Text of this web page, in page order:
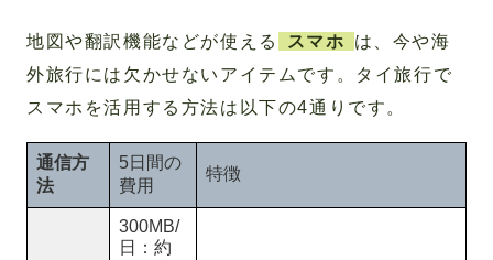
地図や翻訳機能などが使える スマホ
は、今や海
外旅行には欠かせないアイテムです。タイ旅行で
スマホを活用する方法は以下の4通りです。
通信方
法
5日間の
費用
特徴
300MB/
日：約